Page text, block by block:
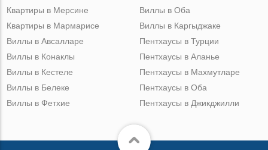
Квартиры в Мерсине
Квартиры в Мармарисе
Виллы в Оба
Виллы в Каргыджаке
Виллы в Авсалларе
Виллы в Конаклы
Виллы в Кестеле
Виллы в Белеке
Виллы в Фетхие
Пентхаусы в Турции
Пентхаусы в Аланье
Пентхаусы в Махмутларе
Пентхаусы в Оба
Пентхаусы в Джикджилли